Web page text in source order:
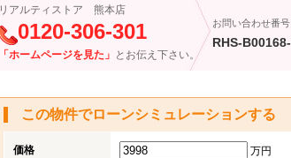
リアルティストア 熊本店
0120-306-301
「ホームページを見た」 とお伝え下さい。
お問い合わせ番
RHS-
この物件でローンシミュレーションする
価格 万円